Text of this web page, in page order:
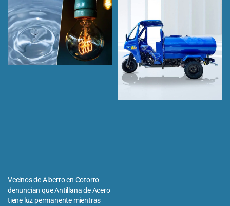
Vecinos de Alberro en Cotorro
denuncian que Antillana de Acero
tiene luz permanente mientras